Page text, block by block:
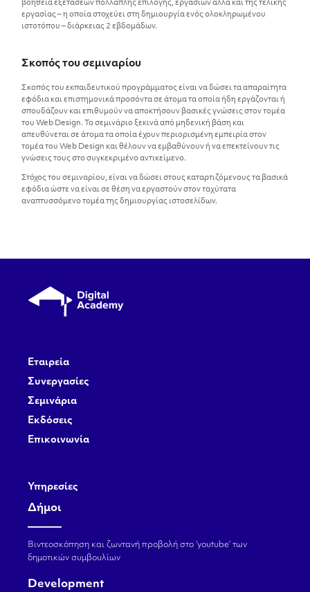
βοήθεια εξετάσεων πολλαπλής επιλογής, εργασιών αλλά και της τελικής
εργασίας – η οποία στοχεύει στη δημιουργία ενός ολοκληρωμένου
ιστοτόπου – διάρκειας 2 εβδομάδων.
Σκοπός του σεμιναρίου
Σκοπός του εκπαιδευτικού προγράμματος είναι να δώσει τα απαραίτητα
εφόδια και επιστημονικά προσόντα σε άτομα τα οποία ήδη εργάζονται ή
σπουδάζουν και επιθυμούν να αποκτήσουν βασικές γνώσεις στον τομέα
του Web Design. Το σεμινάριο ξεκινά από μηδενική βάση και
απευθύνεται σε άτομα τα οποία έχουν περιορισμένη εμπειρία στον
τομέα του Web Design και θέλουν να εμβαθύνουν ή να επεκτείνουν τις
γνώσεις τους στο συγκεκριμένο αντικείμενο.
Στόχος του σεμιναρίου, είναι να δώσει στους καταρτιζόμενους τα βασικά
εφόδια ώστε να είναι σε θέση να εργαστούν στον ταχύτατα
αναπτυσσόμενο τομέα της δημιουργίας ιστοσελίδων.
Εταιρεία
Συνεργασίες
Σεμινάρια
Εκδόσεις
Επικοινωνία
Υπηρεσίες
Δήμοι
Βιντεοσκόπηση και ζωντανή προβολή στο ‘youtube’ των
δημοτικών συμβουλίων
Development